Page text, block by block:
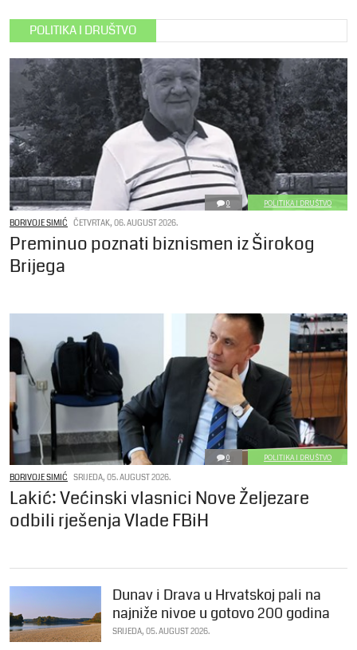
POLITIKA I DRUŠTVO
0 POLITIKA I DRUŠTVO
BORIVOJE SIMIĆ ČETVRTAK, 06. AUGUST 2026.
Preminuo poznati biznismen iz Širokog
Brijega
0 POLITIKA I DRUŠTVO
BORIVOJE SIMIĆ SRIJEDA, 05. AUGUST 2026.
Lakić: Većinski vlasnici Nove Željezare
odbili rješenja Vlade FBiH
Dunav i Drava u Hrvatskoj pali na
najniže nivoe u gotovo 200 godina
SRIJEDA, 05. AUGUST 2026.